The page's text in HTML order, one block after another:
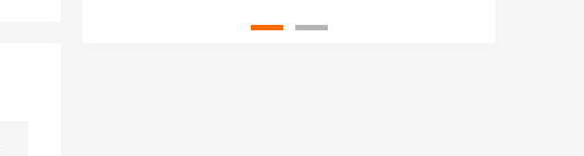
度解读云原生产业趋势洞察，